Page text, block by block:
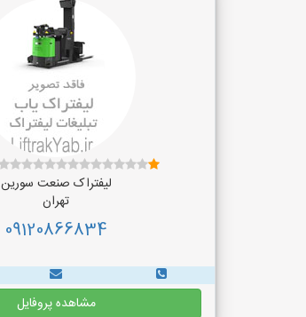
لیفتراک صنعت سورین
تهران
09120866834
مشاهده پروفایل